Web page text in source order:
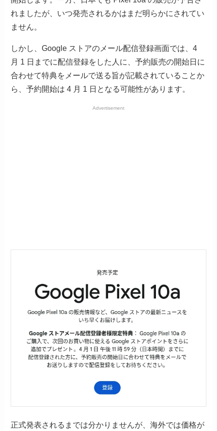
れましたが、いつ発売されるかはまだ明らかにされてい
ません。
しかし、Google ストアのメール配信登録画面では、4
月 1 日までに配信登録をした人に、予約販売の開始日に
合わせて特典をメールで送る旨が記載されていることか
ら、予約開始は 4 月 1 日となる可能性があります。
Advertisement
正式発表されるまでは分かりませんが、海外では価格が